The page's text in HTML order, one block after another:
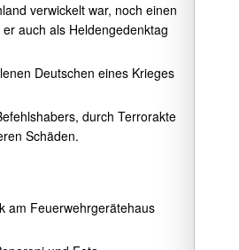
verwickelt war, noch einen
auch als Heldengedenktag
Deutschen eines Krieges
durch Terrorakte
Schäden.
am Feuerwehrgerätehaus